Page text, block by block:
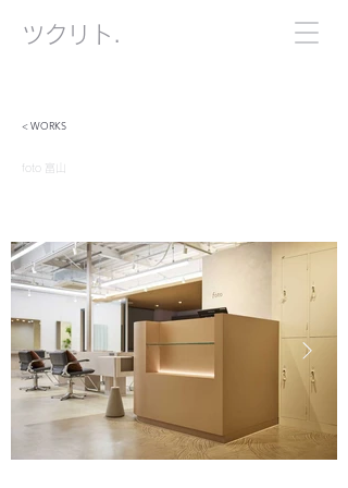
​ツクリト.
< WORKS
foto 富山